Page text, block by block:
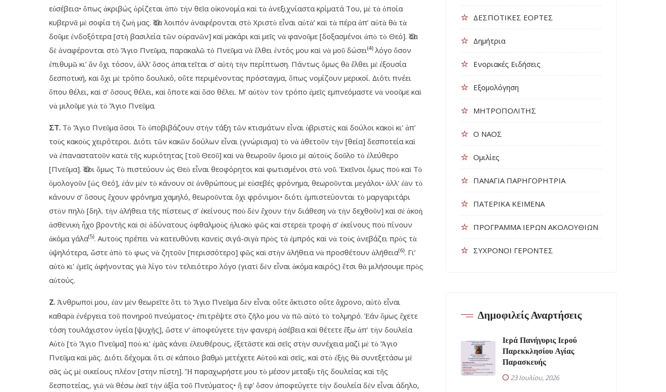
εὐσέβεια• ὅπως ἀκριβώς ὁρίζεται ἀπὸ τὴν θεῖα οἰκονομία καὶ τὰ ἀνεξιχνίαστα κρίματά Του, μὲ τὰ ὁποία
κυβερνᾶ μὲ σοφία τὴ ζωὴ μας. Ὅσα λοιπόν ἀναφέρονται στὸ Χριστὸ εἶναι αὐτὰ’ καὶ τὰ πέρα ἀπ’ αὐτὰ θὰ τὰ
δοῦμε ἐνδοξότερα [στὴ βασιλεία τῶν οὐρανῶν] καὶ μακάρι καὶ μεῖς νὰ φανοῦμε [δοξασμένοι ἀπὸ τὸ Θεό]. Ὅσα
δὲ ἀναφέρονται στὸ Ἅγιο Πνεῦμα, παρακαλῶ τὸ Πνεῦμα νὰ ἔλθει ἐντός μου καὶ νὰ μοῦ δώσει(4) λόγο ὅσον
ἐπιθυμῶ κι’ ἂν ὄχι τόσον, ἀλλ’ ὅσος ἀπαιτεῖται σ’ αὐτὴ τὴν περίπτωση. Πάντως ὅμως θὰ ἔλθει μὲ ἐξουσία
δεσποτική, καὶ ὄχι μὲ τρόπο δουλικό, οὔτε περιμένοντας πρόσταγμα, ὅπως νομίζουν μερικοί. Διότι πνέει
ὅπου θέλει, καὶ σ’ ὅσους θέλει, καὶ ὅποτε καὶ ὅσο θέλει. Μ’ αὐτὸν τὸν τρόπο ἐμεῖς εμπνεόμαστε νὰ νοοῦμε καὶ
νὰ μιλοῦμε γιὰ τὸ Ἅγιο Πνεῦμα.
ΣΤ. Τὸ Ἅγιο Πνεῦμα ὅσοι Τὸ ὑποβιβάζουν στὴν τάξη τῶν κτισμάτων εἶναι ὑβριστὲς καὶ δούλοι κακοὶ κι’ ἀπ’
τοὺς κακοὺς χειρότεροι. Διότι τῶν κακῶν δούλων εἶναι (γνώρισμα) τὸ νὰ ἀθετοῦν τὴν [θεία] δεσποτεία καὶ
νὰ ἐπαναστατοῦν κατὰ τῆς κυριότητας [τοῦ Θεοῦ] καὶ νὰ θεωροῦν ὅμοιο μὲ αὐτοὺς δοῦλο τὸ ἐλεύθερο
[Πνεῦμα]. Ὅσοι ὅμως Τὸ πιστεύουν ὡς Θεὸ εἶναι θεοφόρητοι καὶ φωτισμένοι στὸ νοῦ. Ἐκεῖνοι ὅμως ποὺ καὶ Τὸ
ὁμολογοῦν [ὡς Θεό], ἐάν μὲν τὸ κάνουν σὲ ἀνθρώπους μὲ εὐσεβές φρόνημα, θεωροῦνται μεγάλοι• ἀλλ’ ἐὰν τὸ
κάνουν σ’ ὅσους ἔχουν φρόνημα χαμηλό, θεωροῦνται ὄχι φρόνιμοι• διότι ἐμπιστεύονται τὸ μαργαριτάρι
στὸν πηλὸ [δηλ. τὴν ἀλήθεια τῆς πίστεως σ’ ἐκείνους ποὺ δὲν ἔχουν τὴν διάθεση νὰ τὴν δεχθοῦν] καὶ σὲ ἀκοὴ
ἀσθενικὴ ἦχο βροντῆς καὶ σὲ ἀδύνατους ὀφθαλμοὺς ἠλιακὸ φῶς καὶ στερεὰ τροφὴ σ’ ἐκείνους ποὺ πίνουν
ἀκόμα γάλα(5). Αυτοὺς πρέπει νὰ κατευθύνει κανεὶς σιγά-σιγὰ πρὸς τὰ ἐμπρός καὶ νὰ τοὺς ἀνεβάζει πρὸς τὰ
ὑψηλότερα, ὥστε ἀπὸ τὸ φως νὰ ζητοῦν [περισσότερο] φῶς καὶ στὴν ἀλήθεια νὰ προσθέτουν ἀλήθεια(6). Γι’
αὐτὸ κι’ ἐμεῖς ἀφήνοντας γιὰ λίγο τὸν τελειότερο λόγο (γιατὶ δὲν εἶναι ἀκόμα καιρός) ἔτσι θὰ μιλήσουμε πρὸς
αὐτούς.
Ζ. Ἀνθρωποὶ μου, ἐὰν μὲν θεωρεῖτε ὅτι τὸ Ἅγιο Πνεῦμα δὲν εἶναι οὔτε ἄκτιστο οὔτε ἄχρονο, αὐτὸ εἶναι
καθαρὰ ἐνέργεια τοῦ πονηροῦ πνεύματος• ἐπιτρέψτε στὸ ζῆλο μου νὰ πῶ αὐτὸ τὸ τολμηρό. Ἐάν ὅμως ἔχετε
τόση τουλάχιστον ὑγεία [ψυχῆς], ὥστε ν’ ἀποφεύγετε τὴν φανερὴ ἀσέβεια καὶ θέτετε ἔξω ἀπ’ τὴν δουλεία
Αὐτὸ [τὸ Ἅγιο Πνεῦμα] ποὺ κι’ ἐμᾶς κάνει ἐλευθέρους, ἐξετᾶστε καὶ σεῖς στὴν συνέχεια μαζὶ μὲ τὸ Ἅγιο
Πνεῦμα καὶ μᾶς. Διότι δέχομαι ὅτι σὲ κάποιο βαθμὸ μετέχετε Αὐτοῦ καὶ σεῖς, καὶ στὸ ἐξὴς θὰ συνεξετάσω μὲ
σᾶς ὡς μὲ οικείους πλέον [στην πίστη]. Ἤ παραχωρήστε μου τὸ μέσον μεταξὺ τῆς δουλείας καὶ τῆς
δεσποτείας, γιὰ νὰ θέσω ἐκεῖ τὴν ἀξία τοῦ Πνεύματος• ἢ εφ’ ὅσον ἀποφεύγετε τὴν δουλεία δὲν εἶναι άδηλο,
ΔΕΣΠΟΤΙΚΕΣ ΕΟΡΤΕΣ
Δημήτρια
Ενοριακές Ειδήσεις
Εξομολόγηση
ΜΗΤΡΟΠΟΛΙΤΗΣ
Ο ΝΑΟΣ
Ομιλίες
ΠΑΝΑΓΙΑ ΠΑΡΗΓΟΡΗΤΡΙΑ
ΠΑΤΕΡΙΚΑ ΚΕΙΜΕΝΑ
ΠΡΟΓΡΑΜΜΑ ΙΕΡΩΝ ΑΚΟΛΟΥΘΙΩΝ
ΣΥΧΡΟΝΟΙ ΓΕΡΟΝΤΕΣ
Δημοφιλείς Αναρτήσεις
Ιερά Πανήγυρις Ιερού
Παρεκκλησίου Αγίας
Παρασκευής
23 Ιουλίου, 2026